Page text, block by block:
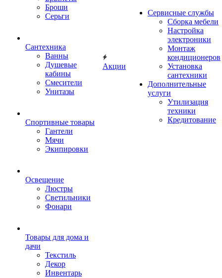
Броши
Серьги
Сантехника
Ванны
Душевые
кабины
Смесители
Унитазы
Спортивные товары
Гантели
Мячи
Экипировки
Освещение
Люстры
Светильники
Фонари
Товары для дома и
дачи
Текстиль
Декор
Инвентарь
Акции
Сервисные службы
Сборка мебели
Настройка
электроники
Монтаж
кондиционеров
Установка
сантехники
Дополнительные
услуги
Утилизация
техники
Кредитование